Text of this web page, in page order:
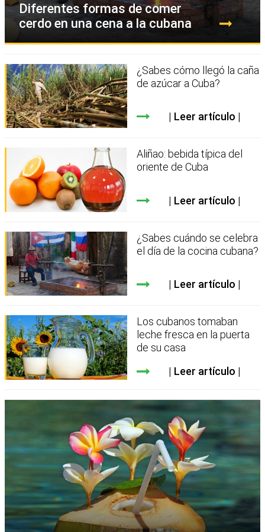
Diferentes formas de comer
cerdo en una cena a la cubana
¿Sabes cómo llegó la caña
de azúcar a Cuba?
Leer artículo
Aliñao: bebida típica del
oriente de Cuba
Leer artículo
¿Sabes cuándo se celebra
el día de la cocina cubana?
Leer artículo
Los cubanos tomaban
leche fresca en la puerta
de su casa
Leer artículo